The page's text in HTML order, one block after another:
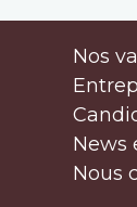
Nos
News
Nous